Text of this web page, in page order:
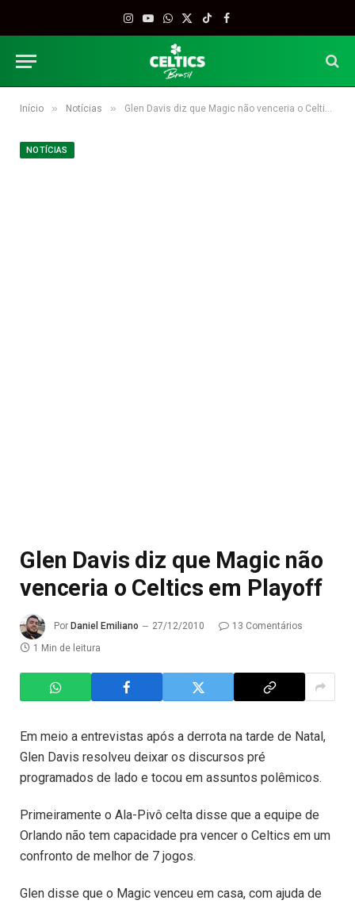
Instagram
YouTube
WhatsApp
X
TikTokFacebook
Início » Notícias » Glen Davis diz que Magic não venceria o Celtics em Playoff
NOTÍCIAS
Glen Davis diz que Magic não
venceria o Celtics em Playoff
Por Daniel Emiliano 27/12/2010
13 Comentários
1 Min de leitura
Em meio a entrevistas após a derrota na tarde de Natal,
Glen Davis resolveu deixar os discursos pré
programados de lado e tocou em assuntos polêmicos.
Primeiramente o Ala-Pivô celta disse que a equipe de
Orlando não tem capacidade pra vencer o Celtics em um
confronto de melhor de 7 jogos.
Glen disse que o Magic venceu em casa, com ajuda de